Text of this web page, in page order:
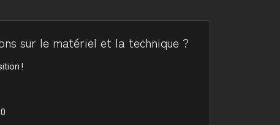
sur le matériel et la technique ?
!